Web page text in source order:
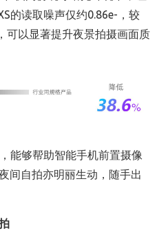
的读取噪声仅约0.86e-，较
可以显著提升夜景拍摄画面质
能够帮助智能手机前置摄像
间自拍亦明丽生动，随手出